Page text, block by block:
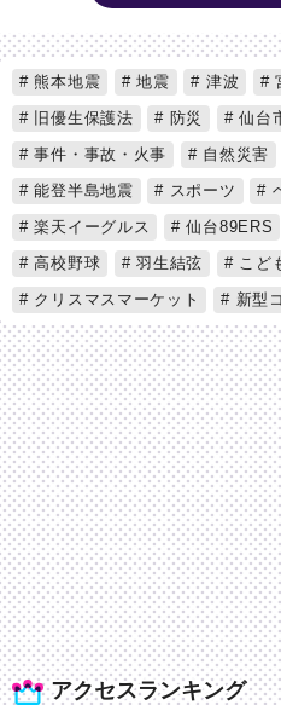
アクセスランキング
熊本地震 地震 津波
旧優生保護法
防災 仙台
事件・事故・火事
自然災害
能登半島地震
スポーツ
楽天イーグルス
仙台89ERS
高校野球
羽生結弦
こど
クリスマスマーケット
新型